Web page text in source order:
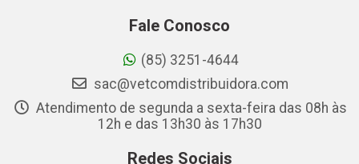
Fale Conosco
(85) 3251-4644
sac@vetcomdistribuidora.com
Atendimento de segunda a sexta-feira das 08h às
12h e das 13h30 às 17h30
Redes Sociais